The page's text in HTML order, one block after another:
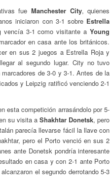
fueManchester City, quienes
iniciaron con 3-1 sobre Estrella
vencía 3-1 como visitante aYoung
en casa ante los británicos.
en sus 2 juegos a Estrella Roja y
al segundo lugar. City no tuvo
de 3-0 y 3-1. Antes de la
y Leipzig ratificó venciendo 2-1
esta competición arrasándolo por 5-
su visita aShakhtar Donetsk, pero
parecía llevarse fácil la llave con
pero el Porto venció en sus 2
ante Donetsk pondría interesante
en casa y con 2-1 ante Porto
el segundo derrotando 5-3